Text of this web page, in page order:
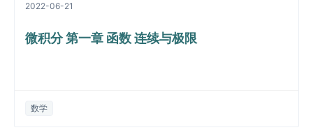
2022-06-21
微积分 第一章 函数 连续与极限
数学